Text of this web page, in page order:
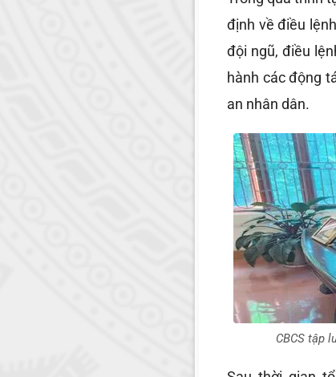
định về điều
đội ngũ, điều
hành các động
an nhân dân.
CBCS tập